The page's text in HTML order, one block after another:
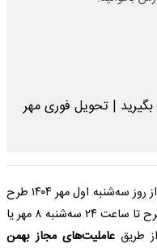
روز سه‌شنبه اول مهر ۱۴۰۴ طرح
را آغاز کرد. این طرح تا ساعت ۲۴ سه‌شنبه ۸ مهر یا
از طریقعاملیت‌های مجاز بهمن